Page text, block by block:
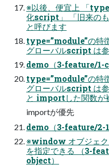
※以後、便宜上 「
化script」 「旧来の
と呼びます
type=”module”の特
グローバルscript は
demo（3-feature/1-
type=”module”の特
グローバルscript は
と importした関数が
importが優先
demo（3-feature/
※window オブジェ
を指定できる （3-
object）